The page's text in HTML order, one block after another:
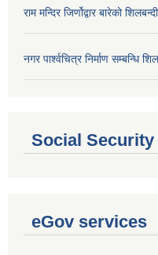
राम मन्दिर जिर्णोद्वार बारेको
नगर पार्श्वचित्र निर्माण सम्बन्धि
Social Security
eGov services